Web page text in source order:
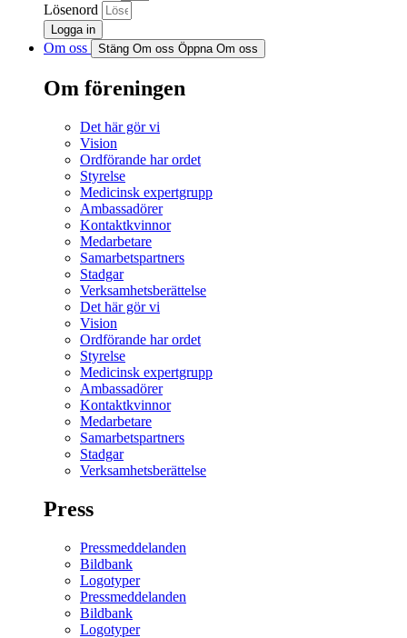
Lösenord
Logga in
Om oss Stäng Om oss Öppna Om oss
Om föreningen
Det här gör vi
Vision
Ordförande har ordet
Styrelse
Medicinsk expertgrupp
Ambassadörer
Kontaktkvinnor
Medarbetare
Samarbetspartners
Stadgar
Verksamhetsberättelse
Det här gör vi
Vision
Ordförande har ordet
Styrelse
Medicinsk expertgrupp
Ambassadörer
Kontaktkvinnor
Medarbetare
Samarbetspartners
Stadgar
Verksamhetsberättelse
Press
Pressmeddelanden
Bildbank
Logotyper
Pressmeddelanden
Bildbank
Logotyper